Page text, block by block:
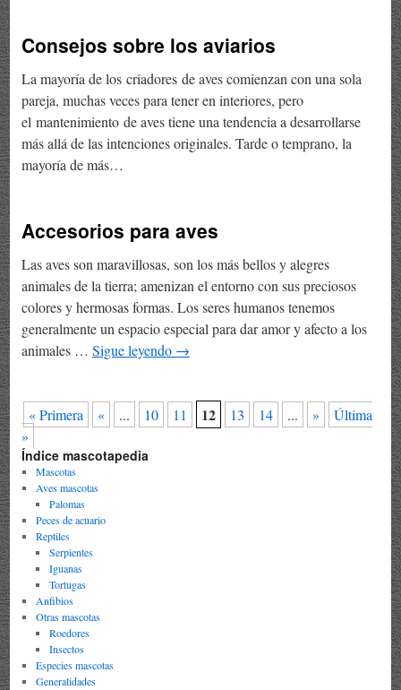
Consejos sobre los aviarios
La mayoría de los criadores de aves comienzan con una sola
pareja, muchas veces para tener en interiores, pero
el mantenimiento de aves tiene una tendencia a desarrollarse
más allá de las intenciones originales. Tarde o temprano, la
mayoría de más…
Accesorios para aves
Las aves son maravillosas, son los más bellos y alegres
animales de la tierra; amenizan el entorno con sus preciosos
colores y hermosas formas. Los seres humanos tenemos
generalmente un espacio especial para dar amor y afecto a los
animales … Sigue leyendo →
« Primera « ... 10 11 12 13 14 ... »
Última
»
Índice mascotapedia
Mascotas
Aves mascotas
Palomas
Peces de acuario
Reptiles
Serpientes
Iguanas
Tortugas
Anfibios
Otras mascotas
Roedores
Insectos
Especies mascotas
Generalidades